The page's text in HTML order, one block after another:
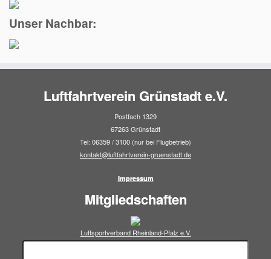
Unser Nachbar:
Luftfahrtverein Grünstadt e.V.
Postfach 1329
67263 Grünstadt
Tel: 06359 / 3100 (nur bei Flugbetrieb)
kontakt@luftfahrtverein-gruenstadt.de
Impressum
Mitgliedschaften
Luftsportverband Rheinland-Pfalz e.V.
Suchen